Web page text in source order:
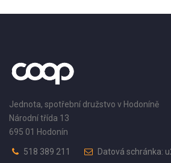
Jednota, spotřební družstvo v Hodoníně
Národní třída 13
695 01 Hodonín
518 389 211
Datová schránka: